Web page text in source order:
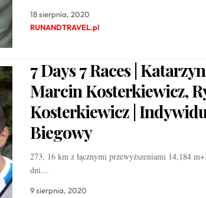
18 sierpnia, 2020
RUNANDTRAVEL.pl
7 Days 7 Races |
Marcin Kosterkiewicz,
Kosterkiewicz |
Biegowy
273, 16 km z łącznymi przewyższeniami 14,184
dni…
9 sierpnia, 2020